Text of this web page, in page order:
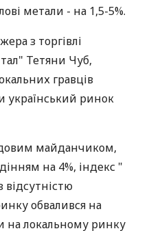
метали - на 1,5-5%.
з торгівлі
Тетяни Чуб,
гравців
ринок
майданчиком,
на 4%, індекс "
відсутністю
обвалився на
на локальному ринку